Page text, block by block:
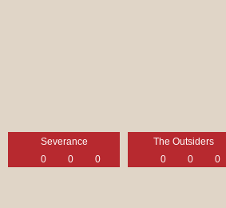
Severance
0
0 0
The Outsiders
0
0 0